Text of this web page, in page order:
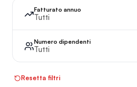
Fatturato annuo
Tutti
Numero dipendenti
Tutti
Resetta filtri